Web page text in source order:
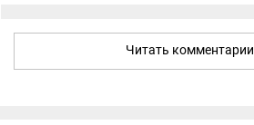
Читать комментарии